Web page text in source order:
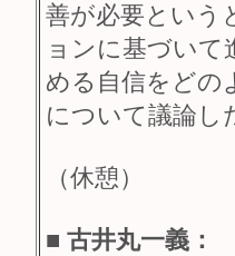
善が必要という
ョンに基づいて
める自信をどの
について議論し
（休憩）
■ 古井丸一義：